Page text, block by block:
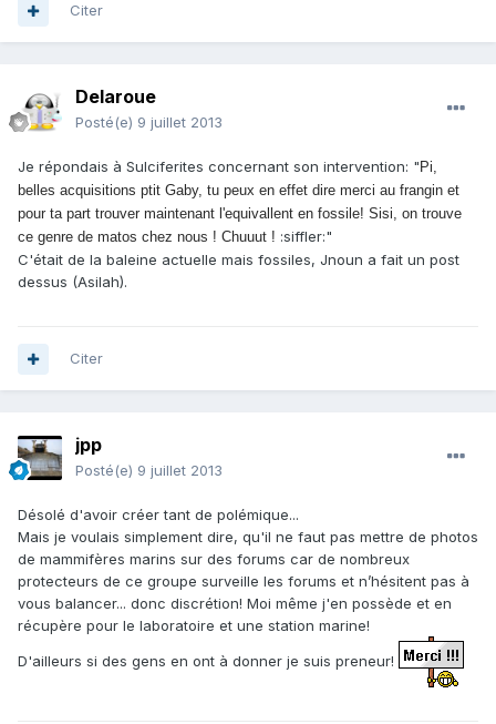
Citer
Delaroue
Posté(e) 9 juillet 2013
Je répondais à Sulciferites concernant son intervention: " Pi,
belles acquisitions ptit Gaby, tu peux en effet dire merci au frangin et
pour ta part trouver maintenant l'equivallent en fossile! Sisi, on trouve
ce genre de matos chez nous ! Chuuut ! :siffler:"
C'était de la baleine actuelle mais fossiles, Jnoun a fait un post
dessus (Asilah).
Citer
jpp
Posté(e) 9 juillet 2013
Désolé d'avoir créer tant de polémique...
Mais je voulais simplement dire, qu'il ne faut pas mettre de photos
de mammifères marins sur des forums car de nombreux
protecteurs de ce groupe surveille les forums et n’hésitent pas à
vous balancer... donc discrétion! Moi même j'en possède et en
récupère pour le laboratoire et une station marine!
D'ailleurs si des gens en ont à donner je suis preneur!